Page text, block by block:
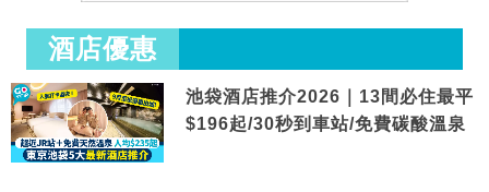
酒店優惠
池袋酒店推介2026｜13間必住最平
$196起/30秒到車站/免費碳酸溫泉